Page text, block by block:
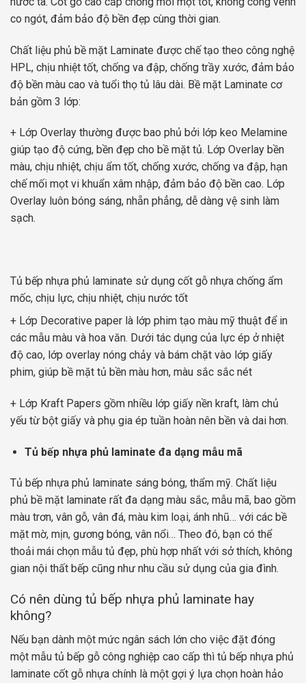
co ngót, đảm bảo độ bền đẹp cùng thời gian.
Chất liệu phủ bề mặt Laminate được chế tạo theo công nghệ
HPL, chịu nhiệt tốt, chống va đập, chống trầy xước, đảm bảo
độ bền màu cao và tuổi thọ tủ lâu dài. Bề mặt Laminate cơ
bản gồm 3 lớp:
+ Lớp Overlay thường được bao phủ bởi lớp keo Melamine
giúp tạo độ cứng, bền đẹp cho bề mặt tủ. Lớp Overlay bền
màu, chịu nhiệt, chịu ẩm tốt, chống xước, chống va đập, hạn
chế mối mọt vi khuẩn xâm nhập, đảm bảo độ bền cao. Lớp
Overlay luôn bóng sáng, nhẵn phẳng, dễ dàng vệ sinh làm
sạch.
Tủ bếp nhựa phủ laminate sử dụng cốt gỗ nhựa chống ẩm
mốc, chịu lực, chịu nhiệt, chịu nước tốt
+ Lớp Decorative paper là lớp phim tạo màu mỹ thuật để in
các mẫu màu và hoa văn. Dưới tác dụng của lực ép ở nhiệt
độ cao, lớp overlay nóng chảy và bám chặt vào lớp giấy
phim, giúp bề mặt tủ bền màu hơn, màu sắc sắc nét
+ Lớp Kraft Papers gồm nhiều lớp giấy nền kraft, làm chủ
yếu từ bột giấy và phụ gia ép tuần hoàn nên bền và dai hơn.
Tủ bếp nhựa phủ laminate đa dạng mẫu mã
Tủ bếp nhựa phủ laminate sáng bóng, thẩm mỹ. Chất liệu
phủ bề mặt laminate rất đa dạng màu sắc, mẫu mã, bao gồm
màu trơn, vân gỗ, vân đá, màu kim loại, ánh nhũ… với các bề
mặt mờ, mịn, gương bóng, vân nổi… Theo đó, bạn có thể
thoải mái chọn mẫu tủ đẹp, phù hợp nhất với sở thích, không
gian nội thất bếp cũng như nhu cầu sử dụng của gia đình.
Có nên dùng tủ bếp nhựa phủ laminate hay
không?
Nếu bạn dành một mức ngân sách lớn cho việc đặt đóng
một mẫu tủ bếp gỗ công nghiệp cao cấp thì tủ bếp nhựa phủ
laminate cốt gỗ nhựa chính là một gợi ý lựa chọn hoàn hảo